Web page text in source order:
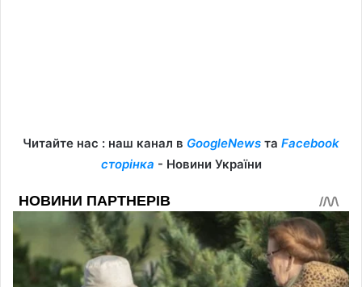
Читайте нас : наш канал в GoogleNews та Facebook
сторінка - Новини України